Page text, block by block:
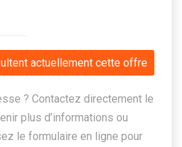
actuellement cette offre
? Contactez directement le
plus d’informations ou
le formulaire en ligne pour